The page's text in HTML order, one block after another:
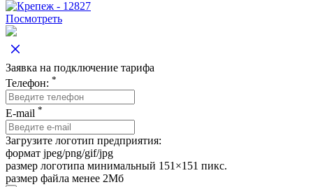
Посмотреть
Заявка на подключение тарифа
Телефон: *
E-mail *
Загрузите логотип предприятия:
формат jpeg/png/gif/jpg
размер логотипа минимальный 151×151 пикс.
размер файла менее 2Мб